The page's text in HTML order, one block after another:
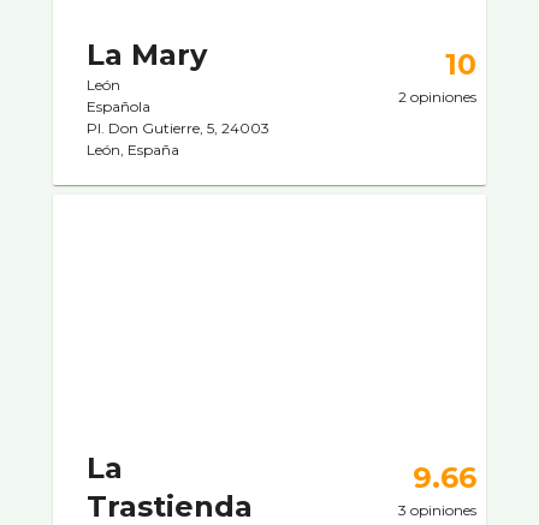
La Mary
León
Española
Pl. Don Gutierre, 5, 24003
León, España
10
2 opiniones
La
Trastienda
9.66
3 opiniones